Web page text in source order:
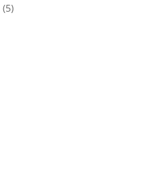
(5)